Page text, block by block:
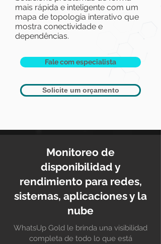
mais rápida e inteligente com um
mapa de topologia interativo que
mostra conectividade e
dependências.
Fale com especialista
Solicite um orçamento
Monitoreo de
disponibilidad y
rendimiento para redes,
sistemas, aplicaciones y la
nube
WhatsUp Gold le brinda una visibilidad
completa de todo lo que está